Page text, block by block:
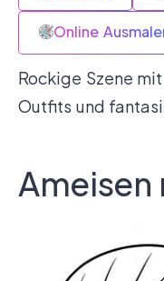
Online
Rockige Szene
Outfits und